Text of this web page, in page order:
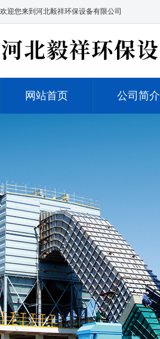
欢迎您来到河北毅祥环保设备有限公司
网站首页 公司简介